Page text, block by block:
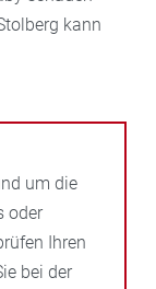
kann
um die
oder
Ihren
bei der